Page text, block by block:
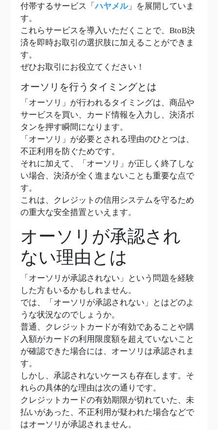
付帯するサービス「ハヤメル」を展開していま
す。
これらサービスを導入いただくことで、BtoB決
済を即時お取引の選択肢に加えることができま
す。
ぜひお取引にお役立てください！
オーソリを行うタイミングとは
「オーソリ」が行われるタイミングは、商品や
サービスを買い、カード情報を入力し、決済ボ
タンを押す瞬間になります。
「オーソリ」が必要とされる理由のひとつは、
不正利用を防ぐためです。
それに加えて、「オーソリ」が正しく終了しな
い場合、決済が全く進まないことも重要な点で
す。
これは、クレジットの信用システムを守るため
の重大な安全措置といえます。
オーソリが承認され
ない理由とは
「オーソリが承認されない」という問題を経験
した方もいるかもしれません。
では、「オーソリが承認されない」とはどのよ
うな状況なのでしょうか。
普通、クレジットカードが有効であることや購
入額がカードの利用限度額を超えていないこと
が確認できた場合には、オーソリは承認されま
す。
しかし、承認されないケースも存在します。そ
れらの具体的な理由は次の通りです。
クレジットカードの有効期限が切れていた、未
払いがあった、不正利用が疑われた場合などで
はオーソリが承認されません。